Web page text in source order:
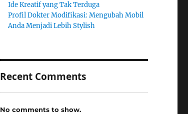
Ide Kreatif yang Tak Terduga
Profil Dokter Modifikasi: Mengubah Mobil
Anda Menjadi Lebih Stylish
Recent Comments
No comments to show.